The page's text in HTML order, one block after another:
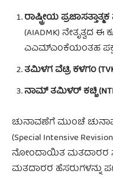
ರಾಷ್ಟ್ರೀಯ
(AIADMK) ನೇತೃತ್ವದ
ಎಎಮ್‌ಎಂಕೆಯಂತಹ
ತಮಿಳಗ ವೆಟ್ರಿ ಕಳಗಂ
ನಾಮ್ ತಮಿಳರ್ ಕಚ್ಚಿ
ಚುನಾವಣೆಗೆ ಮುಂಚೆ
(Special Intensive
ನೋಂದಾಯಿತ ಮತದಾರರ
ಮತದಾರರ ಹೆಸರುಗಳನ್ನು